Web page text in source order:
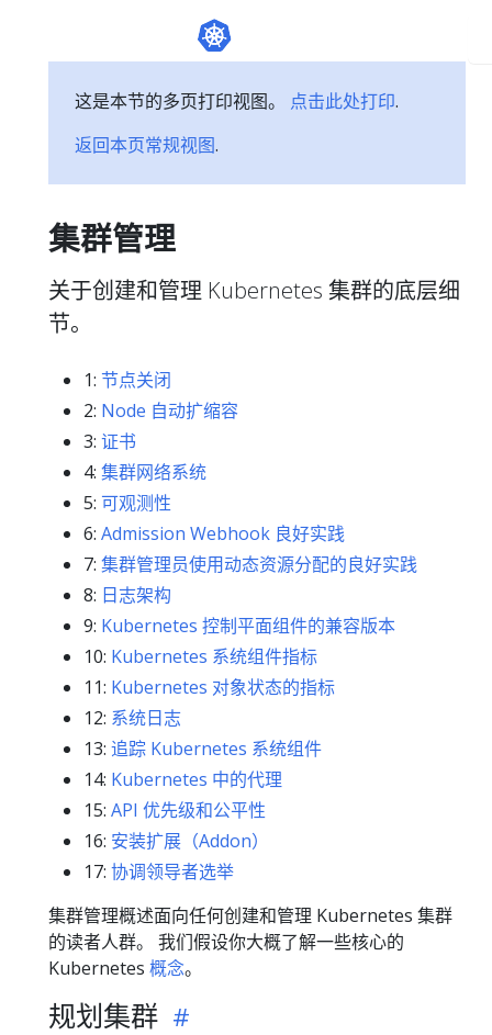
这是本节的多页打印视图。 点击此处打印.
返回本页常规视图.
集群管理
关于创建和管理 Kubernetes 集群的底层细
节。
1: 节点关闭
2: Node 自动扩缩容
3: 证书
4: 集群网络系统
5: 可观测性
6: Admission Webhook 良好实践
7: 集群管理员使用动态资源分配的良好实践
8: 日志架构
9: Kubernetes 控制平面组件的兼容版本
10: Kubernetes 系统组件指标
11: Kubernetes 对象状态的指标
12: 系统日志
13: 追踪 Kubernetes 系统组件
14: Kubernetes 中的代理
15: API 优先级和公平性
16: 安装扩展（Addon）
17: 协调领导者选举
集群管理概述面向任何创建和管理 Kubernetes 集群
的读者人群。 我们假设你大概了解一些核心的
Kubernetes 概念。
规划集群